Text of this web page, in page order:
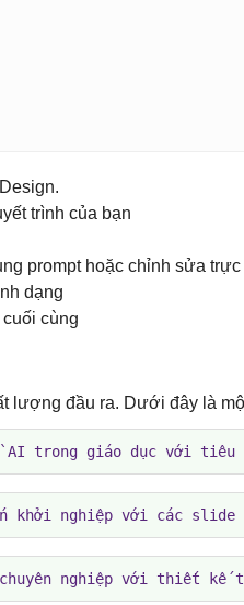
trình của bạn
prompt hoặc chỉnh sửa trực
dạng
cùng
lượng đầu ra. Dưới đây là
trong giáo dục với tiêu
nghiệp với các slide
nghiệp với thiết kế